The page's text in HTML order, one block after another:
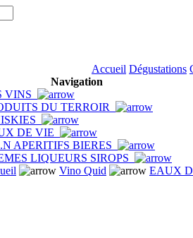
Accueil Dégustations
Navigation
VINS
DU TERROIR
DE VIE
APERITIFS BIERES
LIQUEURS SIROPS
Vino Quid EAUX